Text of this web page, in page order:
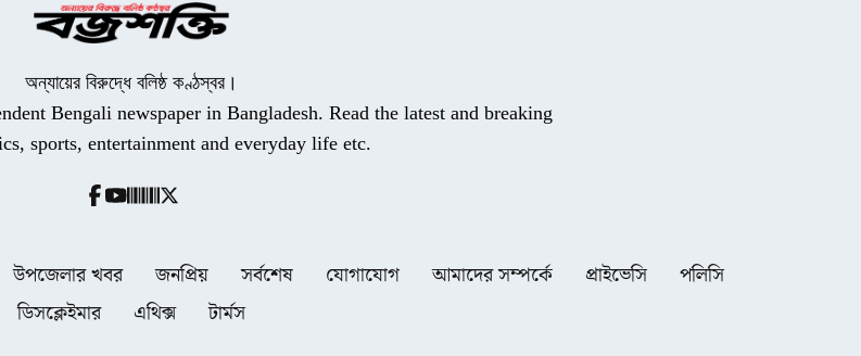
অন্যায়ের বিরুদ্ধে বলিষ্ঠ কণ্ঠস্বর।
Bengali newspaper in Bangladesh. Read the latest and breaking
sports, entertainment and everyday life etc.
উপজেলার খবর জনপ্রিয় সর্বশেষ যোগাযোগ আমাদের সম্পর্কে প্রাইভেসি
পলিসি
ডিসক্লেইমার
এথিক্স টার্মস